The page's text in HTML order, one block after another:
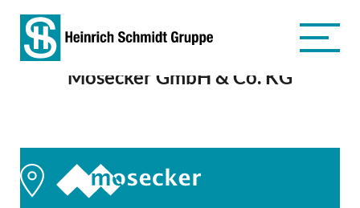
Mosecker GmbH & Co. KG